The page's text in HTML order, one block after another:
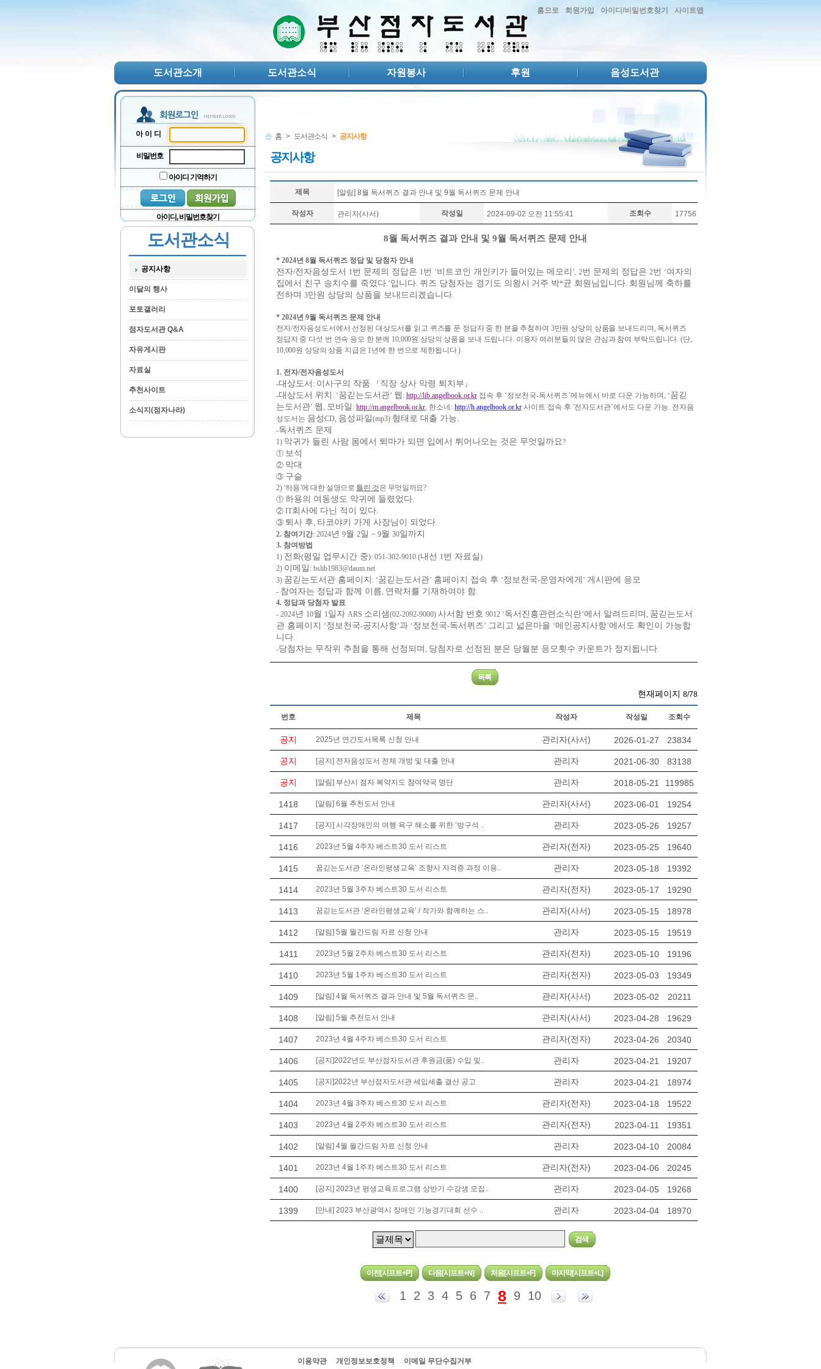
홈으로 회원가입 아이디/비밀번호찾기 사이트맵
도서관소개 도서관소식 자원봉사 후원 음성도서관
아이디
비밀번호
아이디 기억하기
아이디, 비밀번호찾기
도서관소식
공지사항
이달의 행사
포토갤러리
점자도서관 Q&A
자유게시판
자료실
추천사이트
소식지(점자나라)
홈 > 도서관소식 > 공지사항
공지사항
제목 [알림] 8월 독서퀴즈 결과 안내 및 9월 독서퀴즈 문제 안내
작성자 관리자(사서) 작성일 2024-09-02 오전 11:55:41 조회수 17756
8월 독서퀴즈 결과 안내 및 9월 독서퀴즈 문제 안내
* 2024년 8월 독서퀴즈 정답 및 당첨자 안내
전자/전자음성도서 1번 문제의 정답은 1번 ‘비트코인 개인키가 들어있는 메모리 ’, 2번 문제의 정답은 2번 ‘여자의
집에서 친구 송치수를 죽였다.’입니다. 퀴즈 당첨자는 경기도 의왕시 거주 박*균 회원님입니다. 회원님께 축하를
전하며 3만원 상당의 상품을 보내드리겠습니다.
* 2024년 9월 독서퀴즈 문제 안내
전자/전자음성도서에서 선정된 대상도서를 읽고 퀴즈를 푼 정답자 중 한 분을 추첨하여 3만원 상당의 상품을 보내드리며, 독서퀴즈
정답자 중 다섯 번 연속 응모 한 분께 10,000원 상당의 상품을 보내 드립니다. 이용자 여러분들의 많은 관심과 참여 부탁드립니다. (단,
10,000원 상당의 상품 지급은 1년에 한 번으로 제한됩니다.)
1. 전자/전자음성도서
-대상도서 : 이사구의 작품 『직장 상사 악령 퇴치부 』
-대상도서 위치 : ‘꿈긷는도서관’ 웹 : http://lib.angelbook.or.kr 접속 후 ‘정보천국-독서퀴즈’메뉴에서 바로 다운 가능하며, ‘꿈긷
는도서관’ 웹, 모바일 : http://m.angelbook.or.kr, 한소네 : http://h.angelbook.or.kr 사이트 접속 후 '전자도서관’에서도 다운 가능. 전자음
성도서는 음성CD, 음성파일(mp3) 형태로 대출 가능.
-독서퀴즈 문제
1) 악귀가 들린 사람 몸에서 퇴마가 되면 입에서 튀어나오는 것은 무엇일까요?
① 보석
② 막대
③ 구슬
2) ‘하용’에 대한 설명으로 틀린 것 은 무엇일까요?
① 하용의 여동생도 악귀에 들렸었다.
② IT회사에 다닌 적이 있다.
③ 퇴사 후, 타코야키 가게 사장님이 되었다.
2. 참여기간: 2024년 9월 2일 ~ 9월 30일까지
3. 참여방법
1) 전화(평일 업무시간 중): 051-302-9010 (내선 1번 자료실)
2) 이메일 : bslib1983@daum.net
3) 꿈긷는도서관 홈페이지 : ‘꿈긷는도서관’ 홈페이지 접속 후 ‘정보천국-운영자에게 ’ 게시판에 응모
- 참여자는 정답과 함께 이름, 연락처를 기재하여야 함.
4. 정답과 당첨자 발표
- 2024년 10월 1일자 ARS 소리샘(02-2092-9000) 사서함 번호 9012 ‘독서진흥관련소식란’에서 알려드리며, 꿈긷는도서
관 홈페이지 ‘정보천국-공지사항’과 ‘정보천국-독서퀴즈’ 그리고 넓은마을 ‘메인공지사항’에서도 확인이 가능합
니다.
-당첨자는 무작위 추첨을 통해 선정되며, 당첨자로 선정된 분은 당월분 응모횟수 카운트가 정지됩니다.
현재페이지 8/78
번호 제목 작성자 작성일 조회수
공지 2025년 연간도서목록 신청 안내 관리자(사서) 2026-01-27 23834
공지 [공지] 전자음성도서 전체 개방 및 대출 안내 관리자 2021-06-30 83138
공지 [알림] 부산시 점자 복약지도 참여약국 명단 관리자 2018-05-21 119985
1418 [알림] 6월 추천도서 안내 관리자(사서) 2023-06-01 19254
1417 [공지] 시각장애인의 여행 욕구 해소를 위한 ‘방구석 .. 관리자 2023-05-26 19257
1416 2023년 5월 4주차 베스트30 도서 리스트 관리자(전자) 2023-05-25 19640
1415 꿈긷는도서관 ‘온라인평생교육’ 조향사 자격증 과정 이용.. 관리자 2023-05-18 19392
1414 2023년 5월 3주차 베스트30 도서 리스트 관리자(전자) 2023-05-17 19290
1413 꿈긷는도서관 ‘온라인평생교육’ / 작가와 함께하는 스.. 관리자(사서) 2023-05-15 18978
1412 [알림] 5월 월간드림 자료 신청 안내 관리자 2023-05-15 19519
1411 2023년 5월 2주차 베스트30 도서 리스트 관리자(전자) 2023-05-10 19196
1410 2023년 5월 1주차 베스트30 도서 리스트 관리자(전자) 2023-05-03 19349
1409 [알림] 4월 독서퀴즈 결과 안내 및 5월 독서퀴즈 문.. 관리자(사서) 2023-05-02 20211
1408 [알림] 5월 추천도서 안내 관리자(사서) 2023-04-28 19629
1407 2023년 4월 4주차 베스트30 도서 리스트 관리자(전자) 2023-04-26 20340
1406 [공지]2022년도 부산점자도서관 후원금(품) 수입 및.. 관리자 2023-04-21 19207
1405 [공지]2022년 부산점자도서관 세입세출 결산 공고 관리자 2023-04-21 18974
1404 2023년 4월 3주차 베스트30 도서 리스트 관리자(전자) 2023-04-18 19522
1403 2023년 4월 2주차 베스트30 도서 리스트 관리자(전자) 2023-04-11 19351
1402 [알림] 4월 월간드림 자료 신청 안내 관리자 2023-04-10 20084
1401 2023년 4월 1주차 베스트30 도서 리스트 관리자(전자) 2023-04-06 20245
1400 [공지] 2023년 평생교육프로그램 상반기 수강생 모집.. 관리자 2023-04-05 19268
1399 [안내] 2023 부산광역시 장애인 기능경기대회 선수 .. 관리자 2023-04-04 18970
1 2 3 4 5 6 7 8 9 10
이용약관 개인정보보호정책 이메일 무단수집거부